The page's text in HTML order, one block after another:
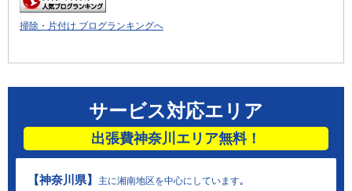
掃除・片付け ブログランキングへ
サービス対応エリア
出張費神奈川エリア無料！
【神奈川県】 主に湘南地区を中心にしています｡